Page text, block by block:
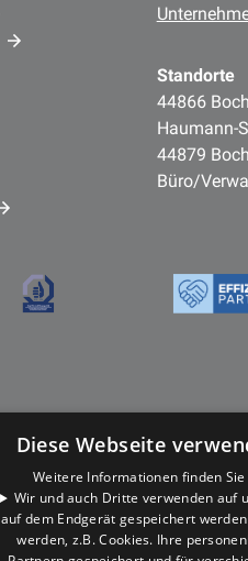
Standorte
44866
Haumann-
44879
Büro/
Diese Webseite
Weitere Informationen finden
Wir und auch Dritte verwenden auf
auf dem Endgerät gespeichert
werden, z.B. Cookies. Ihre